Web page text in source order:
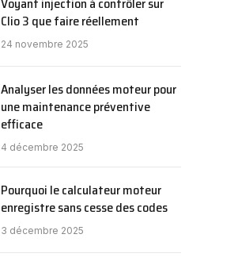
Clio 3 que faire réellement
24 novembre 2025
Analyser les données moteur pour
une maintenance préventive
efficace
4 décembre 2025
Pourquoi le calculateur moteur
enregistre sans cesse des codes
3 décembre 2025